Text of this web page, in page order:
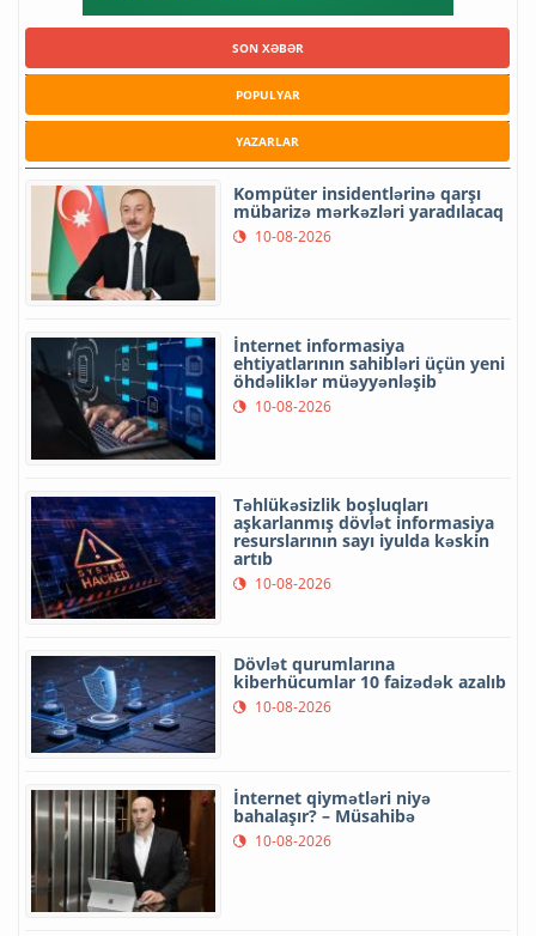
SON XƏBƏR
POPULYAR
YAZARLAR
Kompüter insidentlərinə qarşı
mübarizə mərkəzləri yaradılacaq
10-08-2026
İnternet informasiya
ehtiyatlarının sahibləri üçün yeni
öhdəliklər müəyyənləşib
10-08-2026
Təhlükəsizlik boşluqları
aşkarlanmış dövlət informasiya
resurslarının sayı iyulda kəskin
artıb
10-08-2026
Dövlət qurumlarına
kiberhücumlar 10 faizədək azalıb
10-08-2026
İnternet qiymətləri niyə
bahalaşır? – Müsahibə
10-08-2026